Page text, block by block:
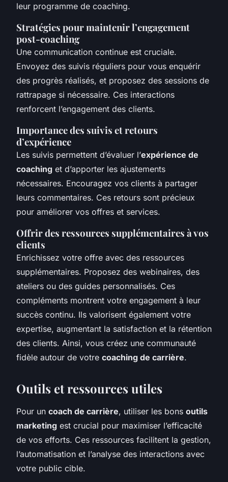
leur programme de coaching.
Stratégies pour maintenir l’engagement
post-coaching
Une communication continue est cruciale.
Envoyez des suivis réguliers pour vous enquérir
des progrès réalisés, et proposez des sessions de
rattrapage si nécessaire. Ces interactions
renforcent l’engagement des clients.
Importance des suivis et retours
d’expérience
Les suivis permettent d’évaluer l’expérience de
coaching et d’apporter les ajustements
nécessaires. Encouragez vos clients à partager
leurs commentaires. Ces retours sont précieux
pour améliorer vos offres et services.
Offrir des ressources supplémentaires à vos
clients
Enrichissez votre offre avec des ressources
supplémentaires. Proposez des webinaires, des
ateliers ou des guides personnalisés. Ces
compléments montrent votre engagement à leur
succès continu. Ils valorisent également votre
expertise, augmentant la satisfaction et la rétention
des clients. Ainsi, vous créez une communauté
fidèle autour de votre coaching de carrière.
Outils et ressources utiles
Pour un coach de carrière, utiliser les bons outils
marketing est crucial pour maximiser l’efficacité
de vos efforts. Ces ressources facilitent la gestion,
l’automatisation et l’analyse des interactions avec
votre public cible.